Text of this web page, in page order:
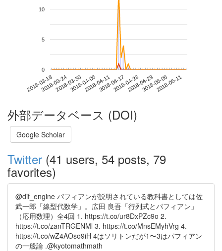
2018-03-182018-03-242018-03-302018-04-052018-04-112018-04-172018-04-232018-04-292018-05-052018-05-11
0
5
10
外部データベース (DOI)
Google Scholar
Twitter (41 users, 54 posts, 79
favorites)
@dif_engine パフィアンが説明されている教科書としては佐
武一郎「線型代数学」。広田 良吾「行列式とパフィアン」
（応用数理）全4回 1. https://t.co/ur8DxPZc9o 2.
https://t.co/zanTRGENMl 3. https://t.co/MnsEMyhVrg 4.
https://t.co/wZ4AOso9iH 4はソリトンだが1〜3はパフィアン
の一般論 .@kyotomathmath